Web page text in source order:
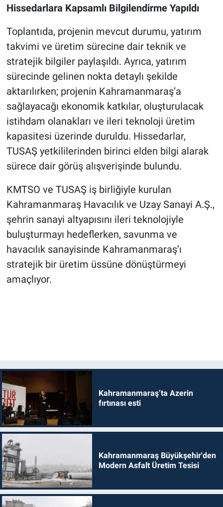
Hissedarlara Kapsamlı Bilgilendirme Yapıldı
Toplantıda, projenin mevcut durumu, yatırım
takvimi ve üretim sürecine dair teknik ve
stratejik bilgiler paylaşıldı. Ayrıca, yatırım
sürecinde gelinen nokta detaylı şekilde
aktarılırken; projenin Kahramanmaraş’a
sağlayacağı ekonomik katkılar, oluşturulacak
istihdam olanakları ve ileri teknoloji üretim
kapasitesi üzerinde duruldu. Hissedarlar,
TUSAŞ yetkililerinden birinci elden bilgi alarak
sürece dair görüş alışverişinde bulundu.
KMTSO ve TUSAŞ iş birliğiyle kurulan
Kahramanmaraş Havacılık ve Uzay Sanayi A.Ş.,
şehrin sanayi altyapısını ileri teknolojiyle
buluşturmayı hedeflerken, savunma ve
havacılık sanayisinde Kahramanmaraş’ı
stratejik bir üretim üssüne dönüştürmeyi
amaçlıyor.
Kahramanmaraş’ta Azerin
fırtınası esti
Kahramanmaraş Büyükşehir'den
Modern Asfalt Üretim Tesisi